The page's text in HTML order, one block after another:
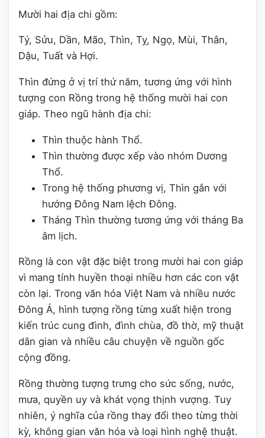
Mười hai địa chi gồm:
Tý, Sửu, Dần, Mão, Thìn, Tỵ, Ngọ, Mùi, Thân,
Dậu, Tuất và Hợi.
Thìn đứng ở vị trí thứ năm, tương ứng với hình
tượng con Rồng trong hệ thống mười hai con
giáp. Theo ngũ hành địa chi:
Thìn thuộc hành Thổ.
Thìn thường được xếp vào nhóm Dương
Thổ.
Trong hệ thống phương vị, Thìn gắn với
hướng Đông Nam lệch Đông.
Tháng Thìn thường tương ứng với tháng Ba
âm lịch.
Rồng là con vật đặc biệt trong mười hai con giáp
vì mang tính huyền thoại nhiều hơn các con vật
còn lại. Trong văn hóa Việt Nam và nhiều nước
Đông Á, hình tượng rồng từng xuất hiện trong
kiến trúc cung đình, đình chùa, đồ thờ, mỹ thuật
dân gian và nhiều câu chuyện về nguồn gốc
cộng đồng.
Rồng thường tượng trưng cho sức sống, nước,
mưa, quyền uy và khát vọng thịnh vượng. Tuy
nhiên, ý nghĩa của rồng thay đổi theo từng thời
kỳ, không gian văn hóa và loại hình nghệ thuật.